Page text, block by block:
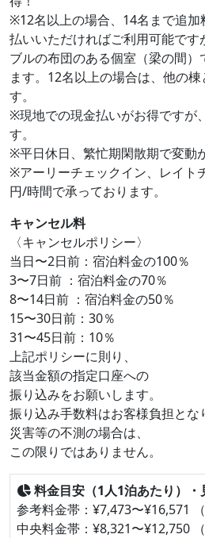
※12名以上の場合、14名まで追加
払いいただければご利用可能で
ブルの布団のある個室（梁の間）
ます。12名以上の場合は、他の
す。
※現地での現金払いがお得ですが
す。
※平日休日、繁忙期閑散期で変動
※アーリーチェックイン、レイト
円/時間で承っております。
キャンセル料
〈キャンセルポリシー〉
当日〜2日前：宿泊料金の100％
3〜7日前 ：宿泊料金の70％
8〜14日前 ：宿泊料金の50％
15〜30日前：30％
31〜45日前：10％
上記ポリシーに則り、
該当金額の指定口座への
振り込みをお願いします。
振り込み手数料はお客様負担とな
災害等の不測の場合は、
この限りではありません。
料金目安（1人1泊あたり）・
参考料金帯：¥7,473〜¥16,571 （
中央料金帯：¥8,321〜¥12,750 （